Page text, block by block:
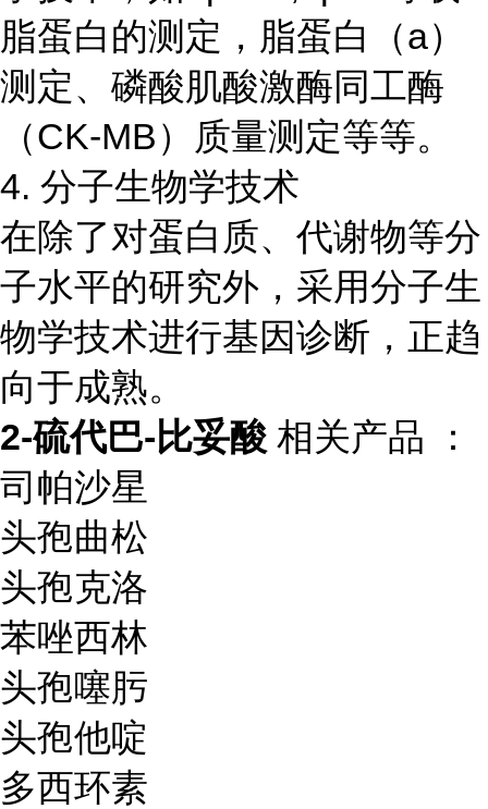
脂蛋白的测定，脂蛋白（a）
测定、磷酸肌酸激酶同工酶
（CK-MB）质量测定等等。
4. 分子生物学技术
在除了对蛋白质、代谢物等分
子水平的研究外，采用分子生
物学技术进行基因诊断，正趋
向于成熟。
2-硫代巴-比妥酸 相关产品 ：
司帕沙星
头孢曲松
头孢克洛
苯唑西林
头孢噻肟
头孢他啶
多西环素